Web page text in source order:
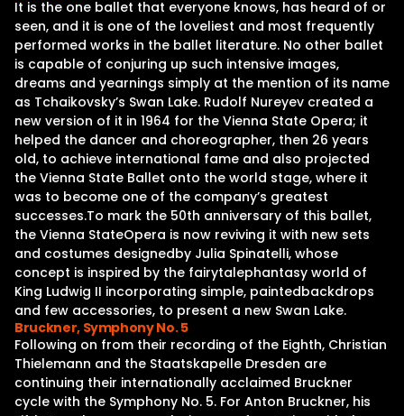
It is the one ballet that everyone knows, has heard of or
seen, and it is one of the loveliest and most frequently
performed works in the ballet literature. No other ballet
is capable of conjuring up such intensive images,
dreams and yearnings simply at the mention of its name
as Tchaikovsky’s Swan Lake. Rudolf Nureyev created a
new version of it in 1964 for the Vienna State Opera; it
helped the dancer and choreographer, then 26 years
old, to achieve international fame and also projected
the Vienna State Ballet onto the world stage, where it
was to become one of the company’s greatest
successes.To mark the 50th anniversary of this ballet,
the Vienna StateOpera is now reviving it with new sets
and costumes designedby Julia Spinatelli, whose
concept is inspired by the fairytalephantasy world of
King Ludwig II incorporating simple, paintedbackdrops
and few accessories, to present a new Swan Lake.
Bruckner, Symphony No. 5
Following on from their recording of the Eighth, Christian
Thielemann and the Staatskapelle Dresden are
continuing their internationally acclaimed Bruckner
cycle with the Symphony No. 5. For Anton Bruckner, his